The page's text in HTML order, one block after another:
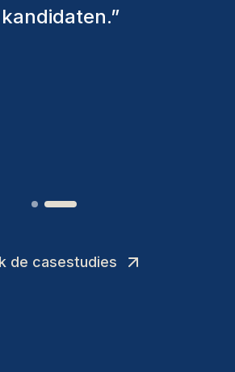
zijn nog steeds bij
de recente
de casestudies